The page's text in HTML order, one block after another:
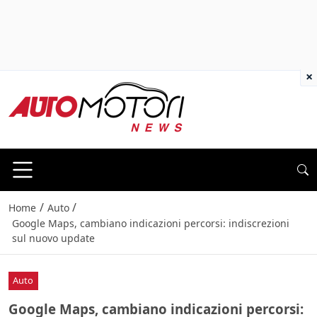
Home / Auto /
Google Maps, cambiano indicazioni percorsi: indiscrezioni
sul nuovo update
Auto
Google Maps, cambiano indicazioni percorsi:
×